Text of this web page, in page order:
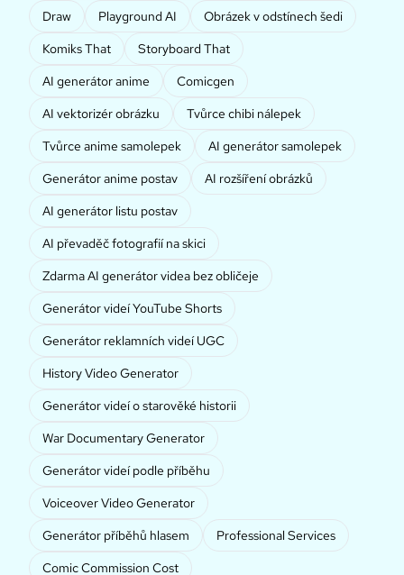
Draw
Playground AI
Obrázek v odstínech šedi
Komiks That
Storyboard That
AI generátor anime
Comicgen
AI vektorizér obrázku
Tvůrce chibi nálepek
Tvůrce anime samolepek
AI generátor samolepek
Generátor anime postav
AI rozšíření obrázků
AI generátor listu postav
AI převaděč fotografií na skici
Zdarma AI generátor videa bez obličeje
Generátor videí YouTube Shorts
Generátor reklamních videí UGC
History Video Generator
Generátor videí o starověké historii
War Documentary Generator
Generátor videí podle příběhu
Voiceover Video Generator
Generátor příběhů hlasem
Professional Services
Comic Commission Cost